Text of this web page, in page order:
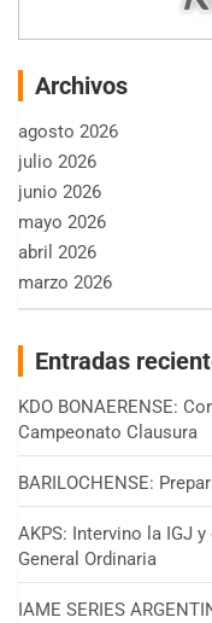
Archivos
agosto 2026
julio 2026
junio 2026
mayo 2026
abril 2026
marzo 2026
Entradas
KDO BONAERENSE:
Campeonato Clausura
BARILOCHENSE:
AKPS: Intervino la IGJ
General Ordinaria
IAME SERIES